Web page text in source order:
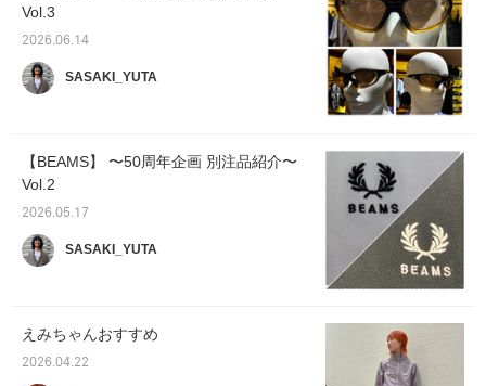
Vol.3
2026.06.14
SASAKI_YUTA
【BEAMS】 〜50周年企画 別注品紹介〜
Vol.2
2026.05.17
SASAKI_YUTA
えみちゃんおすすめ
2026.04.22